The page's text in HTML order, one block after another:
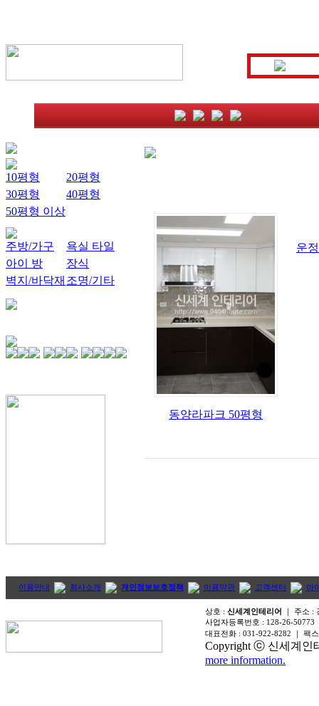
10평형
20평형
30평형
40평형
50평형 이상
주방/가구
욕실 타일
아이 방
장식
벽지/바닥재 조명/기타
동양라파크 50평형
운
이용안내 회사소개 개인정보보호정책 이용약관 고객센터 아
상호 : 신세계인테리어 ｜ 주소 :
사업자등록번호 : 128-26-50773
대표전화 : 031-922-8282 ｜ 팩
Copyright ⓒ 신세계인
more information.